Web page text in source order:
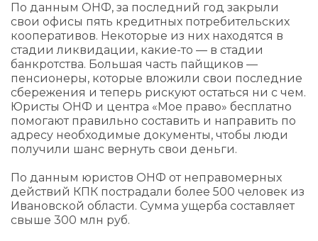
По данным ОНФ, за последний год закрыли
свои офисы пять кредитных потребительских
кооперативов. Некоторые из них находятся в
стадии ликвидации, какие-то — в стадии
банкротства. Большая часть пайщиков —
пенсионеры, которые вложили свои последние
сбережения и теперь рискуют остаться ни с чем.
Юристы ОНФ и центра «Мое право» бесплатно
помогают правильно составить и направить по
адресу необходимые документы, чтобы люди
получили шанс вернуть свои деньги.
По данным юристов ОНФ от неправомерных
действий КПК пострадали более 500 человек из
Ивановской области. Сумма ущерба составляет
свыше 300 млн руб.